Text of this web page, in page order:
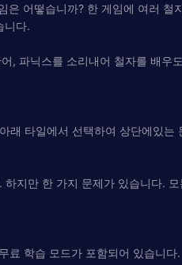
어떻습니까? 한 게임에 여러
니다.
파닉스를 소리내어 철자를 배
타일에서 선택하여 상단에있
지만 한 가지 문제가 있습니다.
료 학습 모드가 포함되어 있습니다.